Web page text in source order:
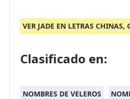
VER JADE EN LETRAS CHINAS,
Clasificado en:
NOMBRES DE VELEROS